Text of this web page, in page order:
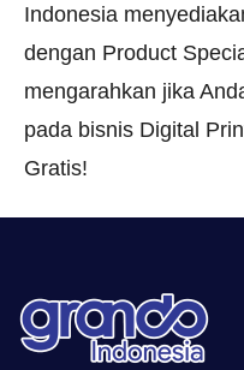
Indonesia
dengan Product
mengarahkan jika
pada bisnis Digital
Gratis!